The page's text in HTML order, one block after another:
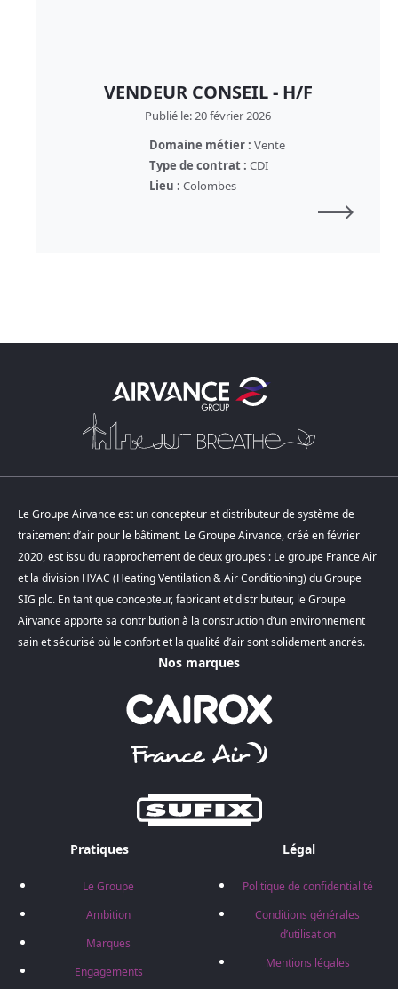
VENDEUR CONSEIL - H/F
Publié le: 20 février 2026
Domaine métier : Vente
Type de contrat : CDI
Lieu : Colombes
Le Groupe Airvance est un concepteur et distributeur de système de
traitement d’air pour le bâtiment. Le Groupe Airvance, créé en février
2020, est issu du rapprochement de deux groupes : Le groupe France Air
et la division HVAC (Heating Ventilation & Air Conditioning) du Groupe
SIG plc. En tant que concepteur, fabricant et distributeur, le Groupe
Airvance apporte sa contribution à la construction d’un environnement
sain et sécurisé où le confort et la qualité d’air sont solidement ancrés.
Nos marques
Pratiques
Le Groupe
Ambition
Marques
Engagements
Légal
Politique de confidentialité
Conditions générales
d’utilisation
Mentions légales